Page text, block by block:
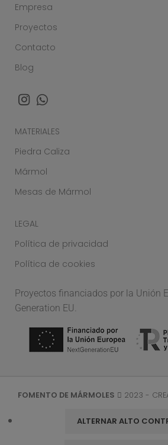
Empresa
Proyectos
Contacto
Blog
MATERIALES
Piedra Caliza
Mármol
Mesas de Mármol
LEGAL
Política de privacidad
Política de cookies
Proyectos financiados por la Unión
Generation EU.
FOMENTO DE MÁRMOLES 2023 -
ALTERNAR ALTO